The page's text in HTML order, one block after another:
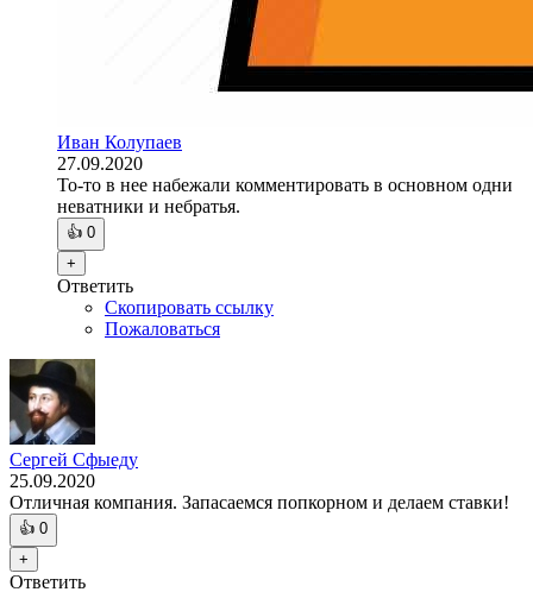
Иван Колупаев
27.09.2020
То-то в нее набежали комментировать в основном одни
неватники и небратья.
👍 0
+
Ответить
Скопировать ссылку
Пожаловаться
Сергей Сфыеду
25.09.2020
Отличная компания. Запасаемся попкорном и делаем ставки!
👍 0
+
Ответить